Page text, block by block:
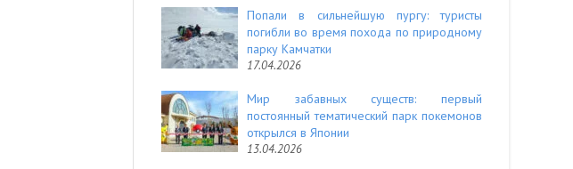
Попали в сильнейшую пургу: туристы
погибли во время похода по природному
парку Камчатки
17.04.2026
Мир забавных существ: первый
постоянный тематический парк покемонов
открылся в Японии
13.04.2026